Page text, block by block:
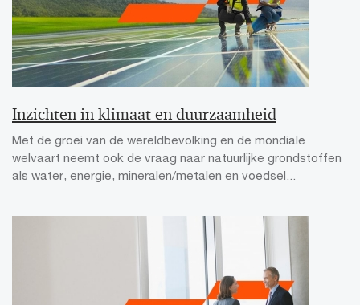
Inzichten in klimaat en duurzaamheid
Met de groei van de wereldbevolking en de mondiale
welvaart neemt ook de vraag naar natuurlijke grondstoffen
als water, energie, mineralen/metalen en voedsel...